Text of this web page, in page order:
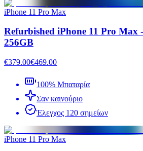
iPhone 11 Pro Max
Refurbished iPhone 11 Pro Max
256GB
€379.00€469.00
100% Μπαταρία
Σαν καινούριο
Έλεγχος 120 σημείων
iPhone 11 Pro Max